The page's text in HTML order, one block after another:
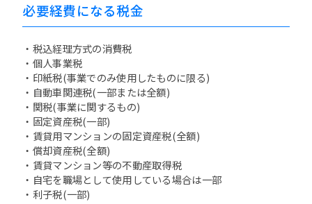
必要経費になる税金
・税込経理方式の消費税
・個人事業税
・印紙税(事業でのみ使用したものに限る)
・自動車関連税(一部または全額)
・関税(事業に関するもの)
・固定資産税(一部)
・賃貸用マンションの固定資産税(全額)
・償却資産税(全額)
・賃貸マンション等の不動産取得税
・自宅を職場として使用している場合は一部
・利子税(一部)